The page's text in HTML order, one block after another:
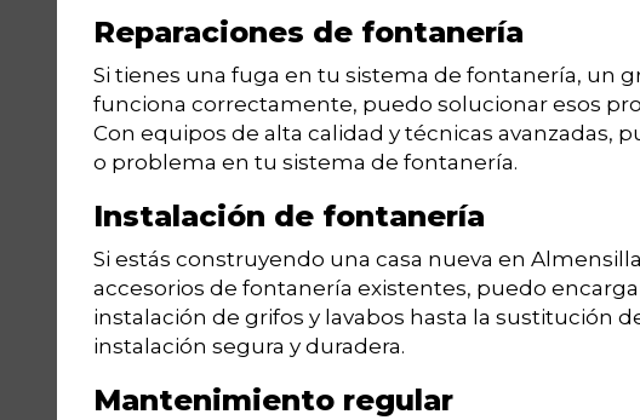
Reparaciones de fontanería
Si tienes una fuga en tu sistema de fontanería, un
funciona correctamente, puedo solucionar esos
Con equipos de alta calidad y técnicas avanzadas,
o problema en tu sistema de fontanería.
Instalación de fontanería
Si estás construyendo una casa nueva en
accesorios de fontanería existentes, puedo
instalación de grifos y lavabos hasta la sustitución
instalación segura y duradera.
Mantenimiento regular